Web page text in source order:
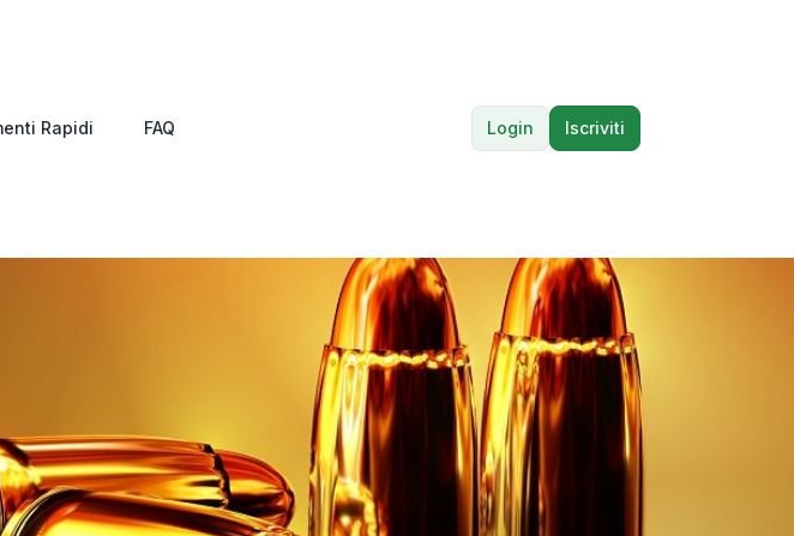
Rapidi FAQ Login Iscriviti